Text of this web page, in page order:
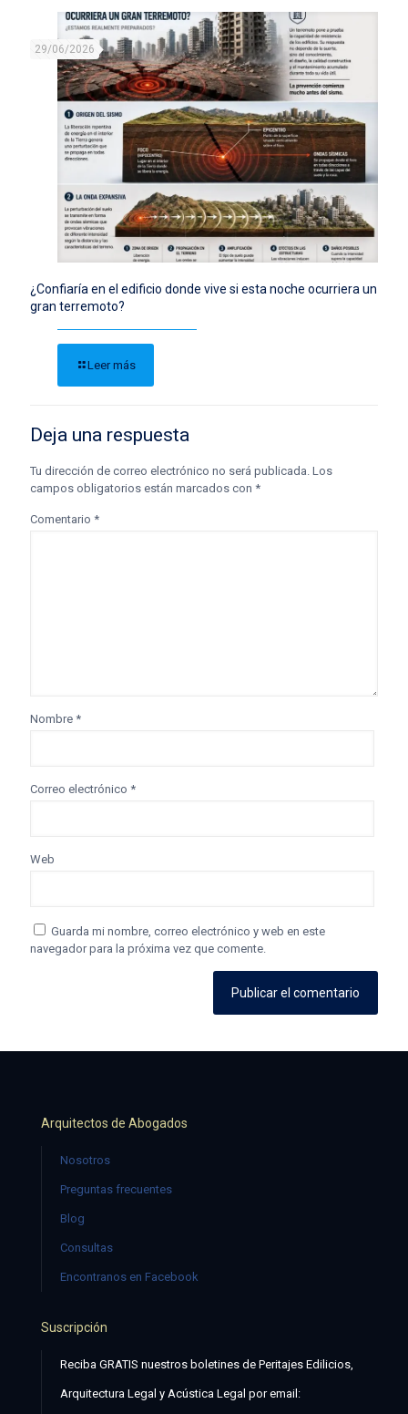
29/06/2026
¿Confiaría en el edificio donde vive si esta noche ocurriera un
gran terremoto?
Leer más
Deja una respuesta
Tu dirección de correo electrónico no será publicada. Los
campos obligatorios están marcados con *
Comentario *
Nombre *
Correo electrónico *
Web
Guarda mi nombre, correo electrónico y web en este
navegador para la próxima vez que comente.
Arquitectos de Abogados
Nosotros
Preguntas frecuentes
Blog
Consultas
Encontranos en Facebook
Suscripción
Reciba GRATIS nuestros boletines de Peritajes Edilicios,
Arquitectura Legal y Acústica Legal por email: